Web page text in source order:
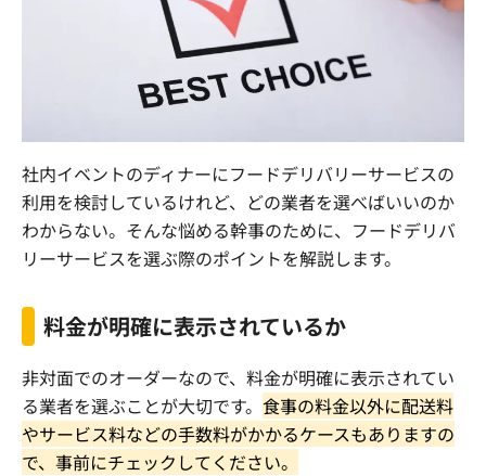
社内イベントのディナーにフードデリバリーサービスの
利用を検討しているけれど、どの業者を選べばいいのか
わからない。そんな悩める幹事のために、フードデリバ
リーサービスを選ぶ際のポイントを解説します。
料金が明確に表示されているか
非対面でのオーダーなので、料金が明確に表示されてい
る業者を選ぶことが大切です。 食事の料金以外に配送料
やサービス料などの手数料がかかるケースもありますの
で、事前にチェックしてください。